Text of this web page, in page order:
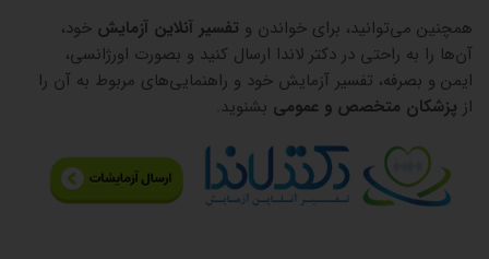
همچنین می‌توانید، برای خواندن و تفسیر آنلاین آزمایش خود،
آن‌ها را به راحتی در دکتر لاندا ارسال کنید و بصورت اورژانسی،
ایمن و بصرفه، تفسیر آزمایش خود و راهنمایی‌های مربوط به آن را
از پزشکان متخصص و عمومی بشنوید.